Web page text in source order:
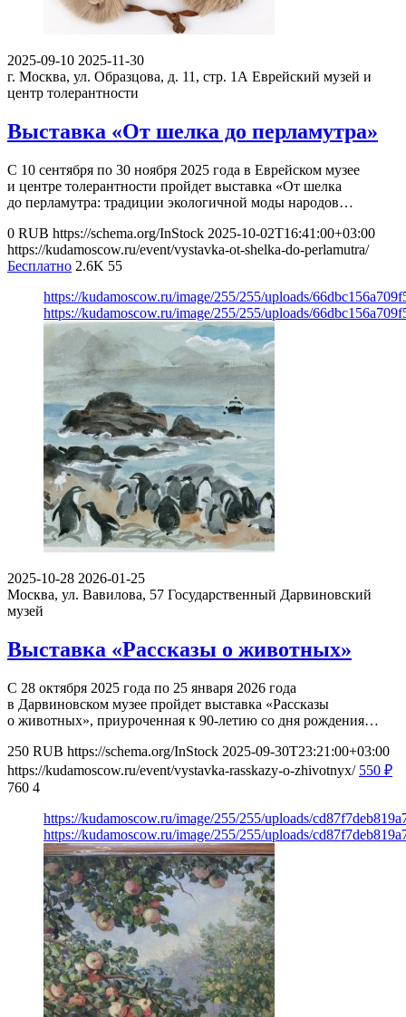
2025-09-10 2025-11-30
г. Москва, ул. Образцова, д. 11, стр. 1А Еврейский музей и
центр толерантности
Выставка «От шелка до перламутра»
С 10 сентября по 30 ноября 2025 года в Еврейском музее
и центре толерантности пройдет выставка «От шелка
до перламутра: традиции экологичной моды народов…
0 RUB https://schema.org/InStock 2025-10-02T16:41:00+03:00
https://kudamoscow.ru/event/vystavka-ot-shelka-do-perlamutra/
Бесплатно 2.6K 55
https://kudamoscow.ru/image/255/255/uploads/
https://kudamoscow.ru/image/255/255/uploads/
2025-10-28 2026-01-25
Москва, ул. Вавилова, 57 Государственный Дарвиновский
музей
Выставка «Рассказы о животных»
С 28 октября 2025 года по 25 января 2026 года
в Дарвиновском музее пройдет выставка «Рассказы
о животных», приуроченная к 90-летию со дня рождения…
250 RUB https://schema.org/InStock 2025-09-30T23:21:00+03:00
https://kudamoscow.ru/event/vystavka-rasskazy-o-zhivotnyx/ 550 ₽
760 4
https://kudamoscow.ru/image/255/255/uploads/
https://kudamoscow.ru/image/255/255/uploads/